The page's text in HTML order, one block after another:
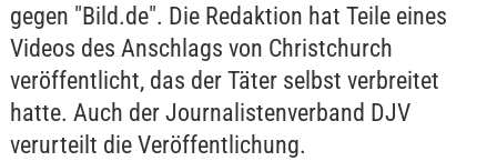
gegen "Bild.de". Die Redaktion hat Teile eines
Videos des Anschlags von Christchurch
veröffentlicht, das der Täter selbst verbreitet
hatte. Auch der Journalistenverband DJV
verurteilt die Veröffentlichung.